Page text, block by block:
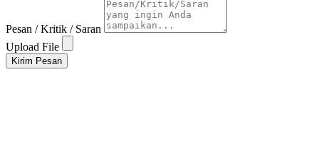
Pesan / Kritik / Saran
Upload File
Kirim Pesan